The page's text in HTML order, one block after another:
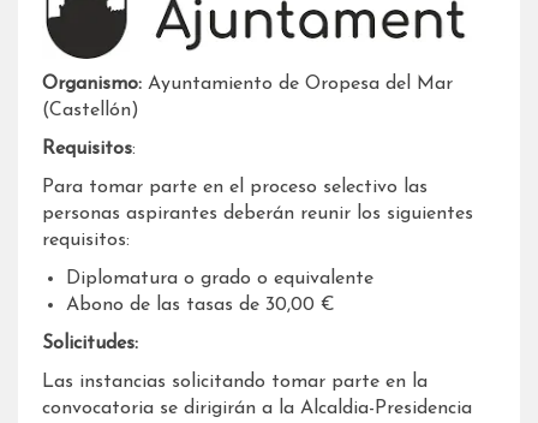
Organismo: Ayuntamiento de Oropesa del Mar
(Castellón)
Requisitos:
Para tomar parte en el proceso selectivo las
personas aspirantes deberán reunir los siguientes
requisitos:
Diplomatura o grado o equivalente
Abono de las tasas de 30,00 €
Solicitudes:
Las instancias solicitando tomar parte en la
convocatoria se dirigirán a la Alcaldia-Presidencia